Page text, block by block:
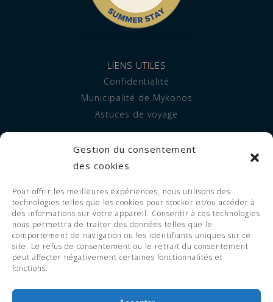
Gestion du consentement
des cookies
Pour offrir les meilleures expériences, nous utilisons des
technologies telles que les cookies pour stocker et/ou accéder à
des informations sur votre appareil. Consentir à ces technologies
nous permettra de traiter des données telles que le
comportement de navigation ou les identifiants uniques sur ce
site. Le refus de consentement ou le retrait du consentement
peut affecter négativement certaines fonctionnalités et
fonctions.
LIENS UTILES
Confidentialité
Municipalité de Mykonos
Astuces de voyage
INFORMATION
À propos de nous
Prestations de service
FAQ
© 2023 Adorno Suites. All Rights